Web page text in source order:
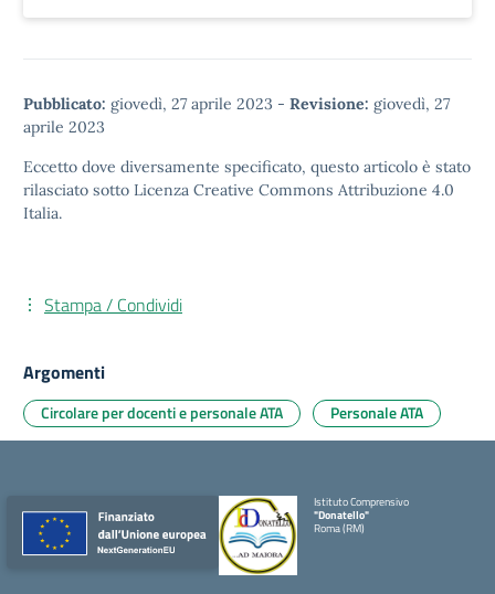
Pubblicato: giovedì, 27 aprile 2023 - Revisione: giovedì, 27
aprile 2023
Eccetto dove diversamente specificato, questo articolo è stato
rilasciato sotto Licenza Creative Commons Attribuzione 4.0
Italia.
Stampa / Condividi
Argomenti
Circolare per docenti e personale ATA Personale ATA
Istituto Comprensivo
"Donatello"
Roma (RM)